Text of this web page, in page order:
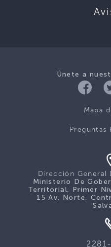
Únete a
Mapa
Preguntas
Dirección General
Ministerio De
Territorial, Primer
15 Av. Norte,